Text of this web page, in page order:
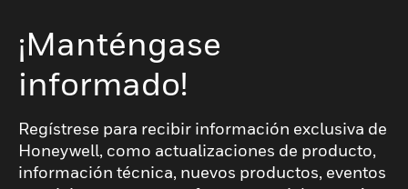
¡Manténgase
informado!
Regístrese para recibir información exclusiva de
Honeywell, como actualizaciones de producto,
información técnica, nuevos productos, eventos